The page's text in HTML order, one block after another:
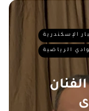
الإسكندرية
الرياضية